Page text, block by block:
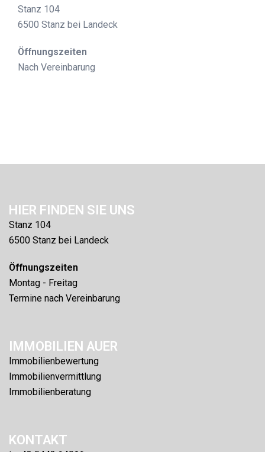
Stanz 104
6500 Stanz bei Landeck
Öffnungszeiten
Nach Vereinbarung
HIER FINDEN SIE UNS
Stanz 104
6500 Stanz bei Landeck
Öffnungszeiten
Montag - Freitag
Termine nach Vereinbarung
IMMOBILIEN AUER
Immobilienbewertung
Immobilienvermittlung
Immobilienberatung
KONTAKT